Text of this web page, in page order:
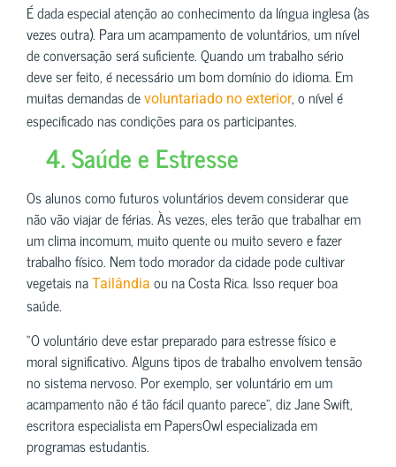
É dada especial atenção ao conhecimento da língua inglesa (às
vezes outra). Para um acampamento de voluntários, um nível
de conversação será suficiente. Quando um trabalho sério
deve ser feito, é necessário um bom domínio do idioma. Em
muitas demandas de voluntariado no exterior, o nível é
especificado nas condições para os participantes.
4. Saúde e Estresse
Os alunos como futuros voluntários devem considerar que
não vão viajar de férias. Às vezes, eles terão que trabalhar em
um clima incomum, muito quente ou muito severo e fazer
trabalho físico. Nem todo morador da cidade pode cultivar
vegetais na Tailândia ou na Costa Rica. Isso requer boa
saúde.
“O voluntário deve estar preparado para estresse físico e
moral significativo. Alguns tipos de trabalho envolvem tensão
no sistema nervoso. Por exemplo, ser voluntário em um
acampamento não é tão fácil quanto parece”, diz Jane Swift,
escritora especialista em PapersOwl especializada em
programas estudantis.